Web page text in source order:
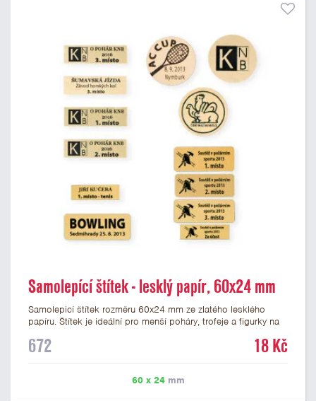
Samolepící štítek - lesklý papír, 60x24 mm
Samolepicí štítek rozměru 60x24 mm ze zlatého lesklého
papíru. Štítek je ideální pro menší poháry, trofeje a figurky na
libovolné logo nebo text. Potisk štítku je zahrnut v ceně. U
výrobu štítku je možné přiložit v prvním kroku objednávky.
672 18 Kč
60 x 24mm